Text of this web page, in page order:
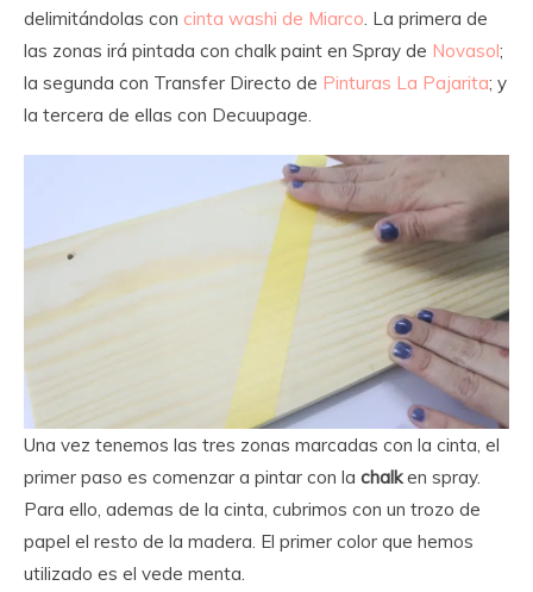
delimitándolas con cinta washi de Miarco. La primera de
las zonas irá pintada con chalk paint en Spray de Novasol;
la segunda con Transfer Directo de Pinturas La Pajarita; y
la tercera de ellas con Decuupage.
Una vez tenemos las tres zonas marcadas con la cinta, el
primer paso es comenzar a pintar con la chalken spray.
Para ello, ademas de la cinta, cubrimos con un trozo de
papel el resto de la madera. El primer color que hemos
utilizado es el vede menta.